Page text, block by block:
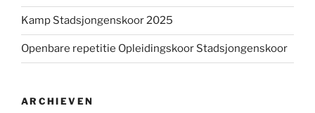
Kamp Stadsjongenskoor 2025
Openbare repetitie Opleidingskoor Stadsjongenskoor
ARCHIEVEN